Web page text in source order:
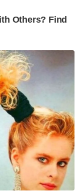
Others? Find